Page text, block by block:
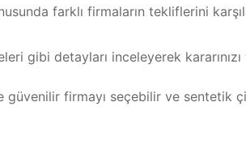
farklı firmaların tekliflerini
gibi detayları inceleyerek
firmayı seçebilir ve sentetik